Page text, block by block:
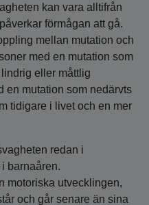
kan vara alltifrån
förmågan att gå.
mellan mutation och
med en mutation som
eller måttlig
en mutation som nedärvts
tidigare i livet och en mer
redan i
barnaåren.
motoriska utvecklingen,
och går senare än sina